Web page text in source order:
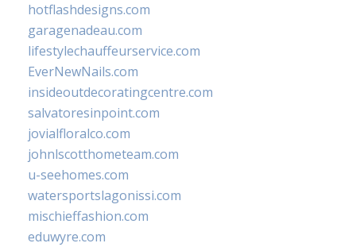
hotflashdesigns.com
garagenadeau.com
lifestylechauffeurservice.com
EverNewNails.com
insideoutdecoratingcentre.com
salvatoresinpoint.com
jovialfloralco.com
johnlscotthometeam.com
u-seehomes.com
watersportslagonissi.com
mischieffashion.com
eduwyre.com